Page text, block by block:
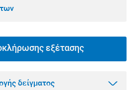
εξέτασης
δείγματος